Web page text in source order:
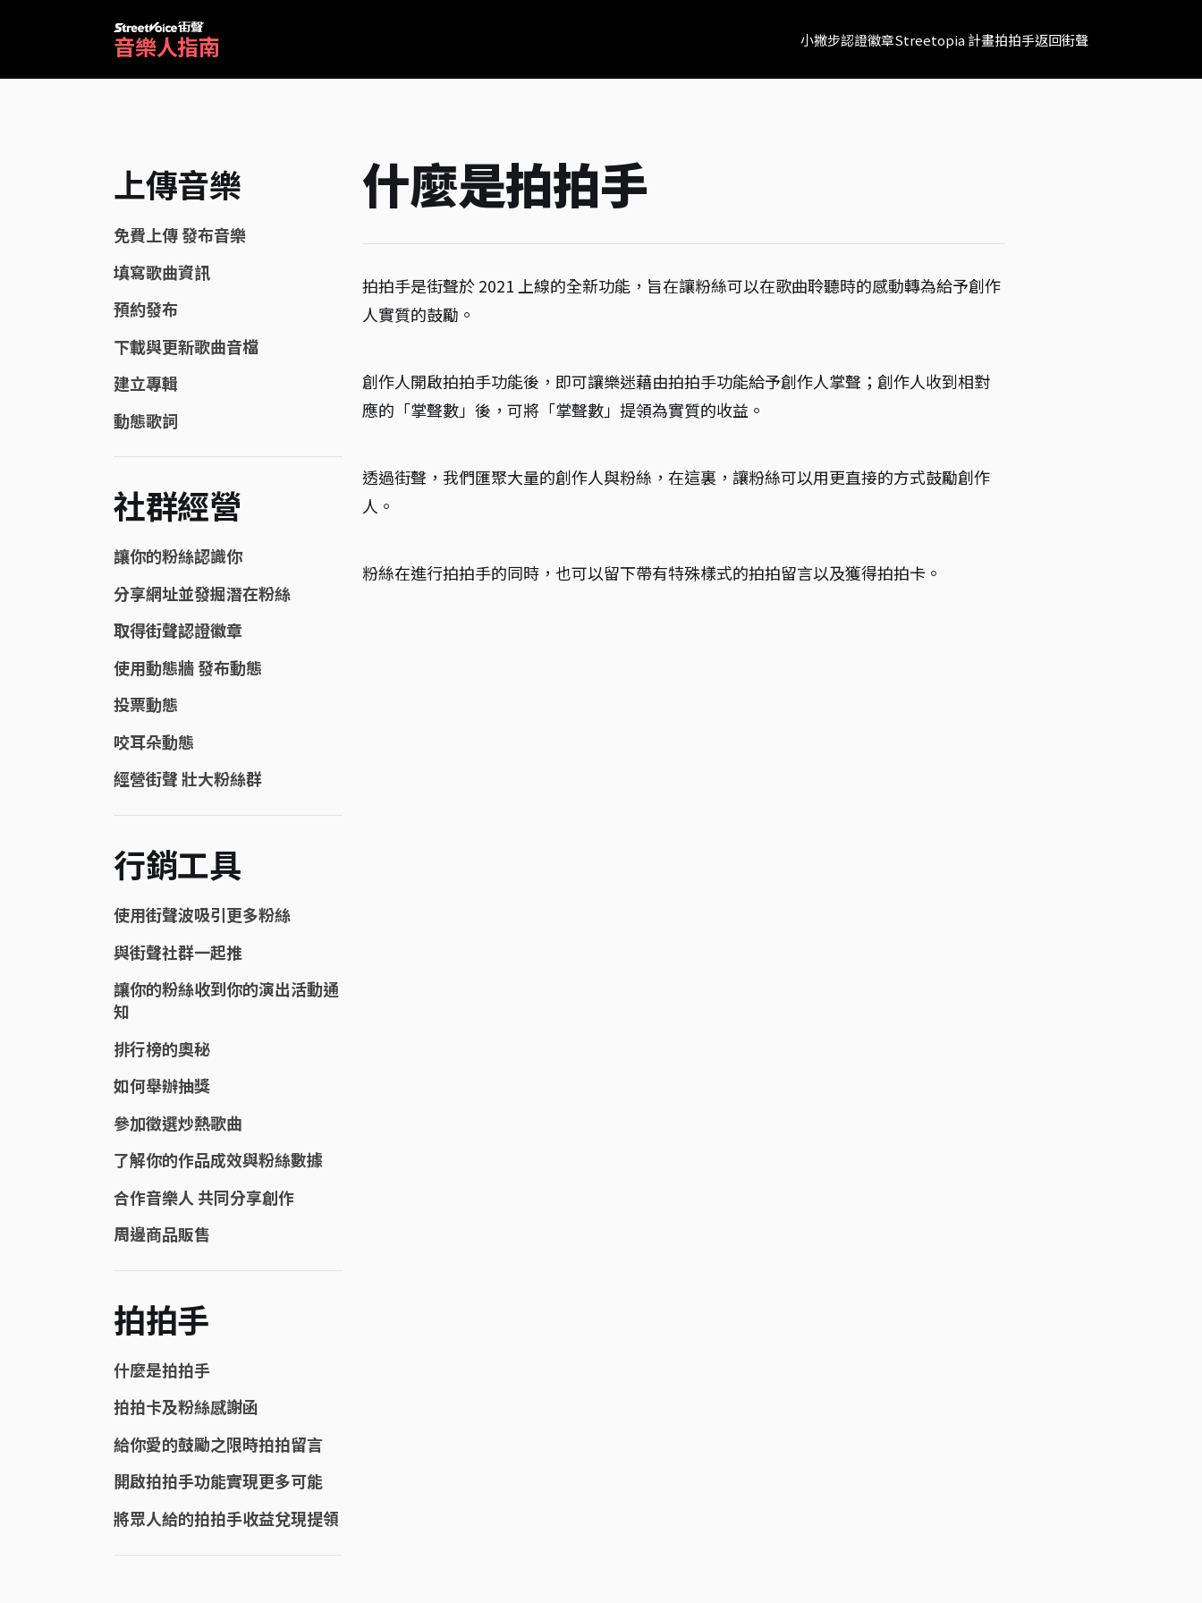
音樂人指南 小撇步認證徽章Streetopia 計畫拍拍手返回街聲
上傳音樂
免費上傳 發布音樂
填寫歌曲資訊
預約發布
下載與更新歌曲音檔
建立專輯
動態歌詞
社群經營
讓你的粉絲認識你
分享網址並發掘潛在粉絲
取得街聲認證徽章
使用動態牆 發布動態
投票動態
咬耳朵動態
經營街聲 壯大粉絲群
行銷工具
使用街聲波吸引更多粉絲
與街聲社群一起推
讓你的粉絲收到你的演出活動通
知
排行榜的奧秘
如何舉辦抽獎
參加徵選炒熱歌曲
了解你的作品成效與粉絲數據
合作音樂人 共同分享創作
周邊商品販售
拍拍手
什麼是拍拍手
拍拍卡及粉絲感謝函
給你愛的鼓勵之限時拍拍留言
開啟拍拍手功能實現更多可能
將眾人給的拍拍手收益兌現提領
什麼是拍拍手
拍拍手是街聲於 2021 上線的全新功能，旨在讓粉絲可以在歌曲聆聽時的感動轉為給予創作
人實質的鼓勵。
創作人開啟拍拍手功能後，即可讓樂迷藉由拍拍手功能給予創作人掌聲；創作人收到相對
應的「掌聲數」後，可將「掌聲數」提領為實質的收益。
透過街聲，我們匯聚大量的創作人與粉絲，在這裏，讓粉絲可以用更直接的方式鼓勵創作
人。
粉絲在進行拍拍手的同時，也可以留下帶有特殊樣式的拍拍留言以及獲得拍拍卡。